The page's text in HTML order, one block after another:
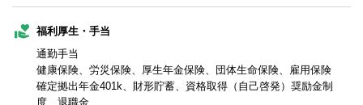
福利厚生・手当
通勤手当
健康保険、労災保険、厚生年金保険、団体生命保険、雇用保険
確定拠出年金401k、財形貯蓄、資格取得（自己啓発）奨励金制
度、退職金